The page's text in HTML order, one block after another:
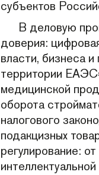
субъектов
В деловую
доверия:
власти, бизнеса
территории
медицинской
оборота
налогового
подакцизных
регулирование: